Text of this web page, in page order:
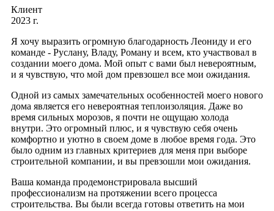
Клиент
2023 г.
Я хочу выразить огромную благодарность Леониду и его
команде - Руслану, Владу, Роману и всем, кто участвовал в
создании моего дома. Мой опыт с вами был невероятным,
и я чувствую, что мой дом превзошел все мои ожидания.
Одной из самых замечательных особенностей моего нового
дома является его невероятная теплоизоляция. Даже во
время сильных морозов, я почти не ощущаю холода
внутри. Это огромный плюс, и я чувствую себя очень
комфортно и уютно в своем доме в любое время года. Это
было одним из главных критериев для меня при выборе
строительной компании, и вы превзошли мои ожидания.
Ваша команда продемонстрировала высший
профессионализм на протяжении всего процесса
строительства. Вы были всегда готовы ответить на мои